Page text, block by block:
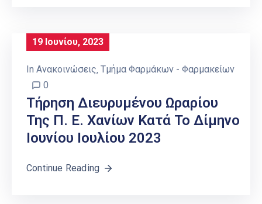
19 Ιουνίου, 2023
In Ανακοινώσεις Τμήμα Φαρμάκων - Φαρμακείων
0
Τήρηση Διευρυμένου Ωραρίου
Της Π. Ε. Χανίων Κατά Το Δίμηνο
Ιουνίου Ιουλίου 2023
Continue Reading